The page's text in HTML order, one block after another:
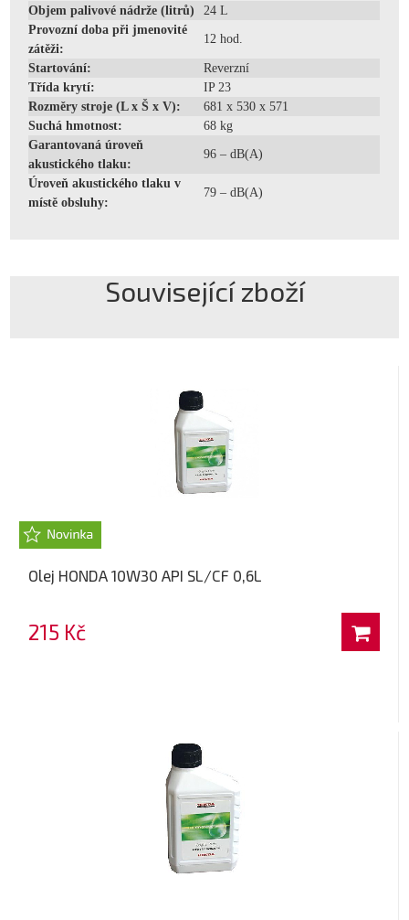
Objem palivové nádrže (litrů)
24 L
Provozní doba při jmenovité
zátěži:
12 hod.
Startování:
Reverzní
Třída krytí:
IP 23
Rozměry stroje (L x Š x V):
681 x 530 x 571
Suchá hmotnost:
68 kg
Garantovaná úroveň
akustického tlaku:
96 – dB(A)
Úroveň akustického tlaku v
místě obsluhy:
79 – dB(A)
Související zboží
Olej HONDA 10W30 API SL/CF 0,6L
215 Kč